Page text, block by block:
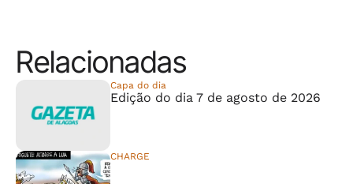
Relacionadas
Capa do dia
Edição do dia 7 de agosto de 2026
CHARGE